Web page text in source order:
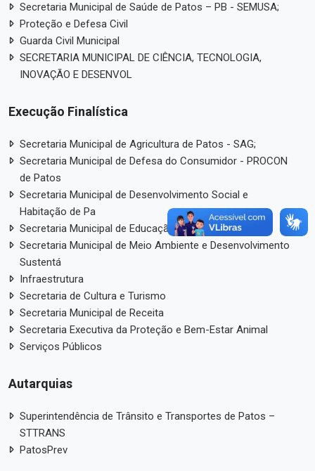
Secretaria Municipal de Saúde de Patos – PB - SEMUSA;
Proteção e Defesa Civil
Guarda Civil Municipal
SECRETARIA MUNICIPAL DE CIÊNCIA, TECNOLOGIA,
INOVAÇÃO E DESENVOL
Execução Finalística
Secretaria Municipal de Agricultura de Patos - SAG;
Secretaria Municipal de Defesa do Consumidor - PROCON
de Patos
Secretaria Municipal de Desenvolvimento Social e
Habitação de Pa
Secretaria Municipal de Educação de Patos - SEDU
Secretaria Municipal de Meio Ambiente e Desenvolvimento
Sustentá
Infraestrutura
Secretaria de Cultura e Turismo
Secretaria Municipal de Receita
Secretaria Executiva da Proteção e Bem-Estar Animal
Serviços Públicos
Autarquias
Superintendência de Trânsito e Transportes de Patos –
STTRANS
PatosPrev